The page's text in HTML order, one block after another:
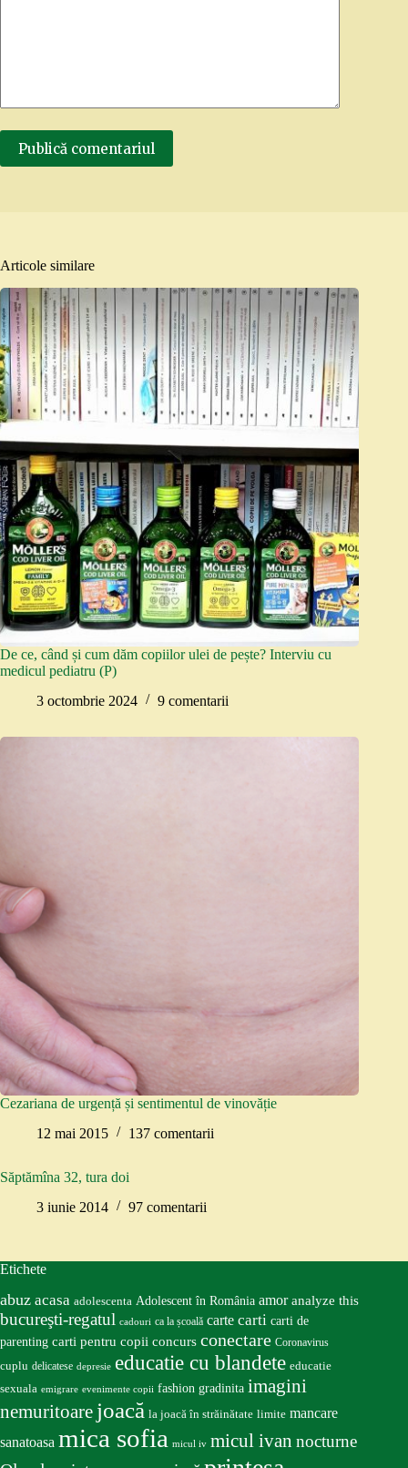
Publică comentariul
Articole similare
De ce, când și cum dăm copiilor ulei de pește? Interviu cu
medicul pediatru (P)
3 octombrie 2024
9 comentarii
Cezariana de urgență și sentimentul de vinovăție
12 mai 2015
137 comentarii
Săptămîna 32, tura doi
3 iunie 2014
97 comentarii
Etichete
abuz acasa adolescenta Adolescent în România amor analyze this
bucureşti-regatul cadouri ca la școală carte carti carti de
parenting carti pentru copii concurs conectare Coronavirus
cuplu delicatese depresie educatie cu blandete educatie
sexuala emigrare evenimente copii fashion gradinita imagini
nemuritoare joacă la joacă în străinătate limite mancare
sanatoasa mica sofia micul iv micul ivan nocturne